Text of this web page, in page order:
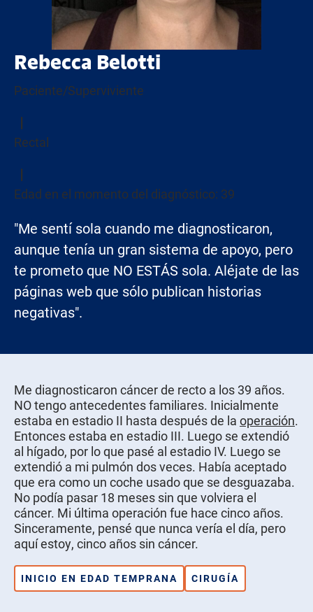
Rebecca Belotti
Paciente/Superviviente
Rectal
Edad en el momento del diagnóstico: 39
"Me sentí sola cuando me diagnosticaron,
aunque tenía un gran sistema de apoyo, pero
te prometo que NO ESTÁS sola. Aléjate de las
páginas web que sólo publican historias
negativas".
Me diagnosticaron cáncer de recto a los 39 años.
NO tengo antecedentes familiares. Inicialmente
estaba en estadio II hasta después de la operación.
Entonces estaba en estadio III. Luego se extendió
al hígado, por lo que pasé al estadio IV. Luego se
extendió a mi pulmón dos veces. Había aceptado
que era como un coche usado que se desguazaba.
No podía pasar 18 meses sin que volviera el
cáncer. Mi última operación fue hace cinco años.
Sinceramente, pensé que nunca vería el día, pero
aquí estoy, cinco años sin cáncer.
INICIO EN EDAD TEMPRANA CIRUGÍA